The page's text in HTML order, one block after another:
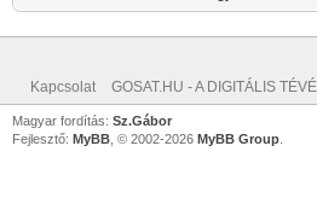
Kapcsolat GOSAT.HU - A DIGITÁLIS
Magyar fordítás: Sz.Gábor
Fejlesztő: MyBB , © 2002-2026 MyBB Group